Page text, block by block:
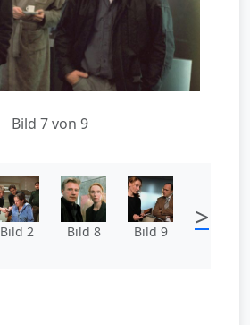
Bild 7 von 9
Bild 2 Bild 8 Bild 9 >